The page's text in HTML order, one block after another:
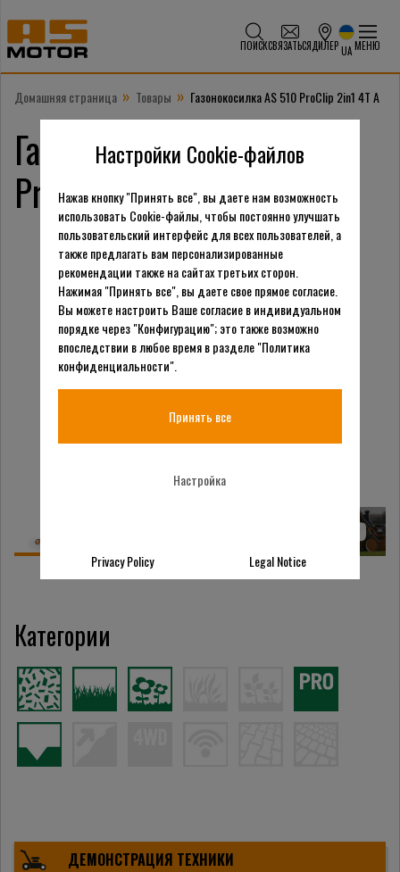
ПОИСКСВЯЗАТЬСЯДИЛЕР UA МЕНЮ
Домашняя страница » Товары » Газонокосилка AS 510 ProClip 2in1 4T A
Газонокосилка AS 510
ProClip 2in1 4T A
Категории
ДЕМОНСТРАЦИЯ ТЕХНИКИ
Настройки Cookie-файлов
Нажав кнопку "Принять все", вы даете нам возможность
использовать Cookie-файлы, чтобы постоянно улучшать
пользовательский интерфейс для всех пользователей, а
также предлагать вам персонализированные
рекомендации также на сайтах третьих сторон.
Нажимая "Принять все", вы даете свое прямое согласие.
Вы можете настроить Ваше согласие в индивидуальном
порядке через "Конфигурацию"; это также возможно
впоследствии в любое время в разделе "Политика
конфиденциальности".
Принять все
Настройка
Privacy Policy Legal Notice